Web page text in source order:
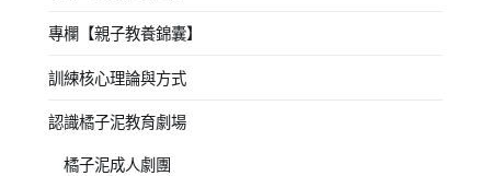
專欄【親子教養錦囊】
訓練核心理論與方式
認識橘子泥教育劇場
橘子泥成人劇團